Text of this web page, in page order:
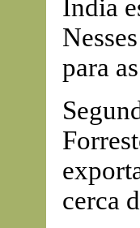
Índia
para
cerca